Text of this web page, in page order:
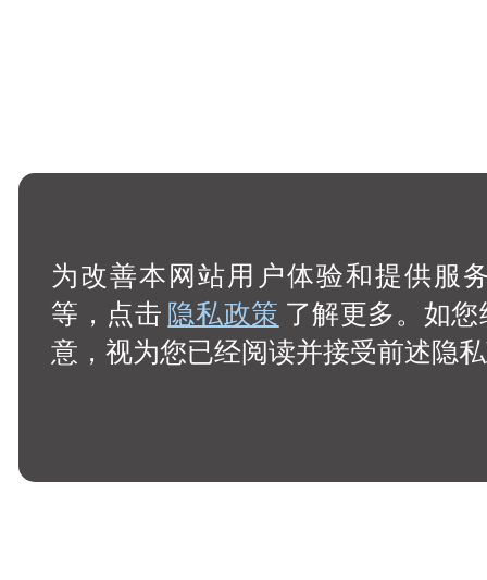
为改善本网站用户体验和提供服
等，点击隐私政策 了解更多。如
意，视为您已经阅读并接受前述隐